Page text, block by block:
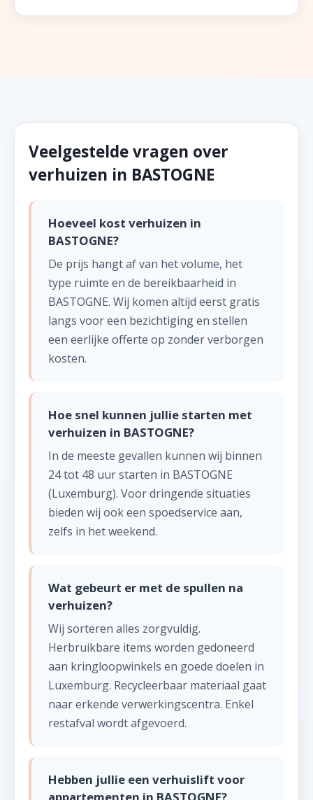
Veelgestelde vragen over
verhuizen in BASTOGNE
Hoeveel kost verhuizen in
BASTOGNE?
De prijs hangt af van het volume, het
type ruimte en de bereikbaarheid in
BASTOGNE. Wij komen altijd eerst gratis
langs voor een bezichtiging en stellen
een eerlijke offerte op zonder verborgen
kosten.
Hoe snel kunnen jullie starten met
verhuizen in BASTOGNE?
In de meeste gevallen kunnen wij binnen
24 tot 48 uur starten in BASTOGNE
(Luxemburg). Voor dringende situaties
bieden wij ook een spoedservice aan,
zelfs in het weekend.
Wat gebeurt er met de spullen na
verhuizen?
Wij sorteren alles zorgvuldig.
Herbruikbare items worden gedoneerd
aan kringloopwinkels en goede doelen in
Luxemburg. Recycleerbaar materiaal gaat
naar erkende verwerkingscentra. Enkel
restafval wordt afgevoerd.
Hebben jullie een verhuislift voor